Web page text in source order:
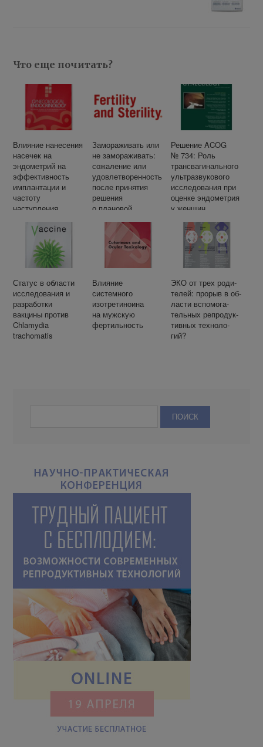
Что еще почитать?
Влияние нанесения
насечек на
эндометрий на
эффективность
имплантации и
частоту
наступления
беременности
Замораживать или
не замораживать:
сожаление или
удовлетворенность
после принятия
решения
о плановой
Решение ACOG
№ 734: Роль
трансвагинального
ультразвукового
исследования при
оценке эндометрия
у женщин
ным кровотечением
Статус в области
исследования и
разработки
вакцины против
Chlamydia
trachomatis
Влияние
системного
изотретиноина
на мужскую
фертильность
ЭКО от трех ро­ди­
те­лей: про­рыв в об­
ла­сти вспо­мо­га­
тель­ных ре­про­дук­
тив­ных тех­но­ло­
гий?